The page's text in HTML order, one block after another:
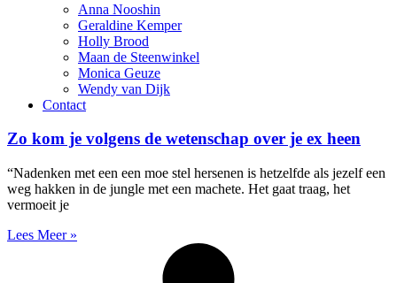
Anna Nooshin
Geraldine Kemper
Holly Brood
Maan de Steenwinkel
Monica Geuze
Wendy van Dijk
Contact
Zo kom je volgens de wetenschap over je ex heen
“Nadenken met een een moe stel hersenen is hetzelfde als jezelf een
weg hakken in de jungle met een machete. Het gaat traag, het
vermoeit je
Lees Meer »